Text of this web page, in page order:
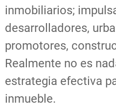
inmobiliarios;
desarrolladores,
promotores,
Realmente no es
estrategia efectiva
inmueble.